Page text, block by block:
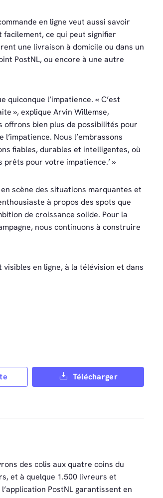
en ligne veut aussi savoir
ce qui peut signifier
une livraison à domicile ou dans un
PostNL, ou encore à une autre
l’impatience. « C’est
», explique Arvin Willemse,
offrons bien plus de possibilités pour
Nous l’embrassons
fiables, durables et intelligentes, où
prêts pour votre impatience.’ »
scène des situations marquantes et
à propos des spots que
de croissance solide. Pour la
nous continuons à construire
en ligne, à la télévision et dans
Télécharger
des colis aux quatre coins du
et à quelque 1.500 livreurs et
PostNL garantissent en